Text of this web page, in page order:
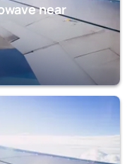
near